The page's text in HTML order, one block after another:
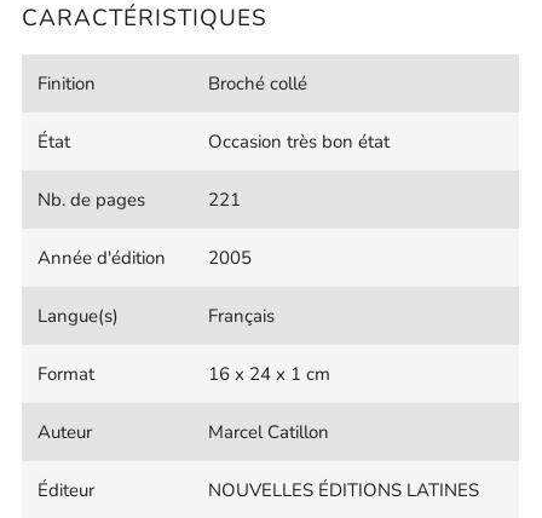
CARACTÉRISTIQUES
Finition Broché collé
État Occasion très bon état
Nb. de pages 221
Année d'édition 2005
Langue(s) Français
Format 16 x 24 x 1 cm
Auteur Marcel Catillon
Éditeur NOUVELLES ÉDITIONS LATINES